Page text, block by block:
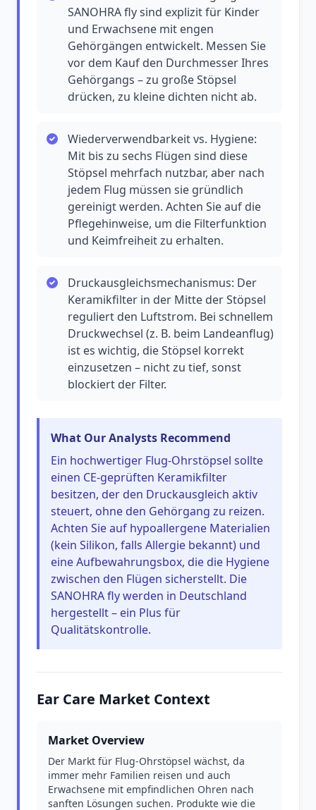
SANOHRA fly sind explizit für Kinder
und Erwachsene mit engen
Gehörgängen entwickelt. Messen Sie
vor dem Kauf den Durchmesser Ihres
Gehörgangs – zu große Stöpsel
drücken, zu kleine dichten nicht ab.
Wiederverwendbarkeit vs. Hygiene:
Mit bis zu sechs Flügen sind diese
Stöpsel mehrfach nutzbar, aber nach
jedem Flug müssen sie gründlich
gereinigt werden. Achten Sie auf die
Pflegehinweise, um die Filterfunktion
und Keimfreiheit zu erhalten.
Druckausgleichsmechanismus: Der
Keramikfilter in der Mitte der Stöpsel
reguliert den Luftstrom. Bei schnellem
Druckwechsel (z. B. beim Landeanflug)
ist es wichtig, die Stöpsel korrekt
einzusetzen – nicht zu tief, sonst
blockiert der Filter.
What Our Analysts Recommend
Ein hochwertiger Flug-Ohrstöpsel sollte
einen CE-geprüften Keramikfilter
besitzen, der den Druckausgleich aktiv
steuert, ohne den Gehörgang zu reizen.
Achten Sie auf hypoallergene Materialien
(kein Silikon, falls Allergie bekannt) und
eine Aufbewahrungsbox, die die Hygiene
zwischen den Flügen sicherstellt. Die
SANOHRA fly werden in Deutschland
hergestellt – ein Plus für
Qualitätskontrolle.
Ear Care Market Context
Market Overview
Der Markt für Flug-Ohrstöpsel wächst, da
immer mehr Familien reisen und auch
Erwachsene mit empfindlichen Ohren nach
sanften Lösungen suchen. Produkte wie die